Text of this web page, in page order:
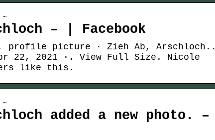
…
– | Facebook
profile picture · Zieh Ab, Arschloch..
22, 2021 ·. View Full Size. Nicole
like this.
…
added a new photo. –